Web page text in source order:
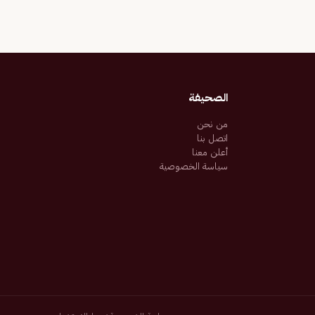
الصحيفة
من نحن
اتصل بنا
أعلن معنا
سياسة الخصوصية